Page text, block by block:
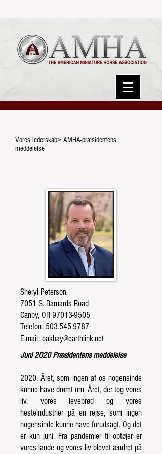
Vores lederskab> AMHA-præsidentens
meddelelse
Sheryl Peterson
7051 S. Barnards Road
Canby, OR 97013-9505
Telefon: 503.545.9787
E-mail: oakbay@earthlink.net
Juni 2020 Præsidentens meddelelse
2020. Året, som ingen af ​​os nogensinde
kunne have drømt om. Året, der tog vores
liv, vores levebrød og vores
hesteindustrier på en rejse, som ingen
nogensinde kunne have forudsagt. Og det
er kun juni. Fra pandemier til optøjer er
vores lande og vores liv blevet ændret på